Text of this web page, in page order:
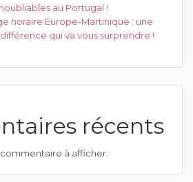
au Portugal !
horaire Europe-Martinique : une
qui va vous surprendre !
récents
à afficher.